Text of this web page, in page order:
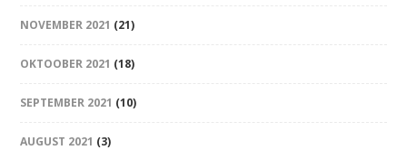
NOVEMBER 2021 (21)
OKTOOBER 2021 (18)
SEPTEMBER 2021 (10)
AUGUST 2021 (3)